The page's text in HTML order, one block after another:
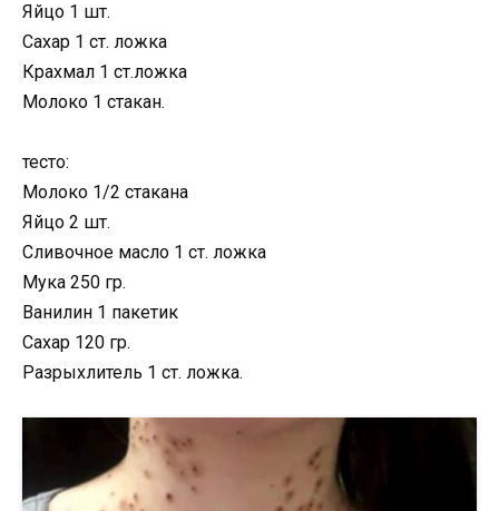
Яйцо 1 шт.
Сахар 1 ст. ложка
Крахмал 1 ст.ложка
Молоко 1 стакан.
тесто:
Молоко 1/2 стакана
Яйцо 2 шт.
Сливочное масло 1 ст. ложка
Мука 250 гр.
Ванилин 1 пакетик
Сахар 120 гр.
Разрыхлитель 1 ст. ложка.